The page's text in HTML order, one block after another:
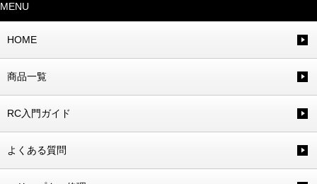
MENU
HOME
商品一覧
RC入門ガイド
よくある質問